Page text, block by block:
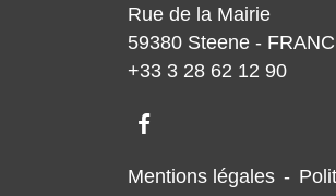
Rue de la Mairie
59380 Steene -
+33 3 28 62 12 90
Mentions légales -